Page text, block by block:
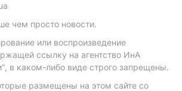
чем просто новости.
или воспроизведение
ссылку на агентство ИнА
в каком-либо виде строго запрещены.
размещены на этом сайте со